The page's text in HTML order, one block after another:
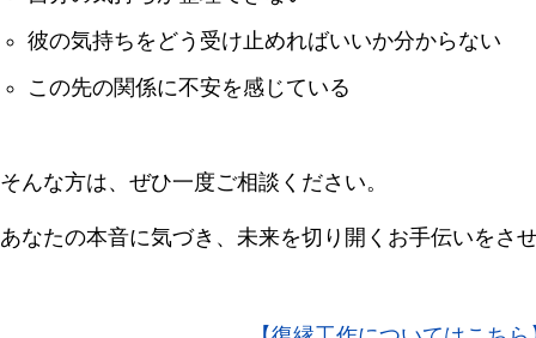
彼の気持ちをどう受け止めればいいか分からない
この先の関係に不安を感じている
そんな方は、ぜひ一度ご相談ください。
あなたの本音に気づき、未来を切り開くお手伝いをさ